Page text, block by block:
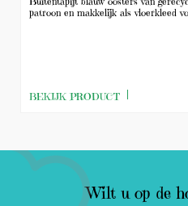
patroon en makkelijk als vloerkleed
BEKIJK PRODUCT
Wilt u op de